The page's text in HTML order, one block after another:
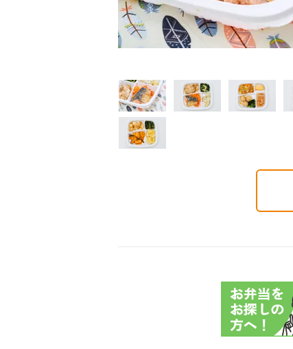
塩分制限食
426円(1食分/税込)
制限食
たんぱく調整食
426円(1食分/税込)